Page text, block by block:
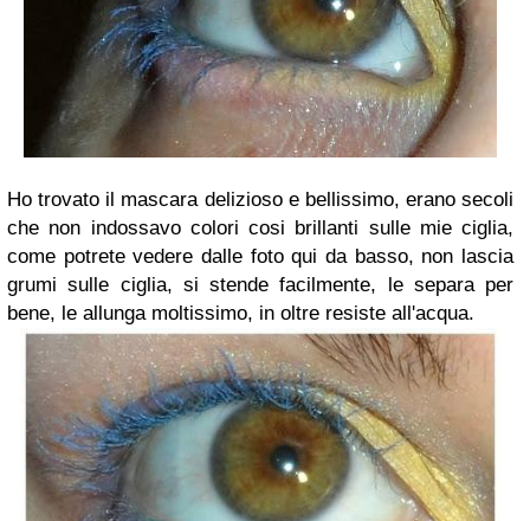
Ho trovato il mascara delizioso e bellissimo, erano secoli
che non indossavo colori cosi brillanti sulle mie ciglia,
come potrete vedere dalle foto qui da basso, non lascia
grumi sulle ciglia, si stende facilmente, le separa per
bene, le allunga moltissimo, in oltre resiste all'acqua.